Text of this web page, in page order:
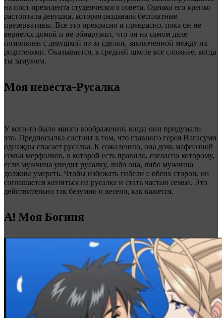
на пост президента студенческого совета. Однако его крепко
растоптала девушка, которая раздавала бесплатные
презервативы. Все это прекрасно и прекрасно, пока он не
вернется домой и не обнаружит, что он на самом деле
помолвлен с девушкой из-за сделки, заключенной между их
родителями. Оказывается, в средней школе все сложнее, когда
ты замужем.
Моя невеста-Русалка
У кого-то было много воображения, когда они придумали
это. Предпосылка состоит в том, что главного героя Нагасуми
однажды спасает русалка. К сожалению, она дочь мафиозной
семьи мерфолков, в которой есть правило, согласно которому,
если мужчина увидит русалку, либо она, либо мужчина
должны умереть. Чтобы избежать гибели с обеих сторон, он
соглашается жениться на русалке и стать частью семьи. Это
действительно так безумно и весело, как кажется.
А! Моя Богиня